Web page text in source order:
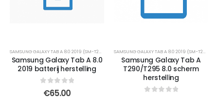
SAMSUNG GALAXY TAB A 8.0 2019 (SM-T290/SM-T295)
Samsung Galaxy Tab A 8.0
2019 batterij herstelling
out of 5
€65.00
SAMSUNG GALAXY TAB A 8.0 2019 (SM-T290/SM-T295)
Samsung Galaxy Tab A
T290/T295 8.0 scherm
herstelling